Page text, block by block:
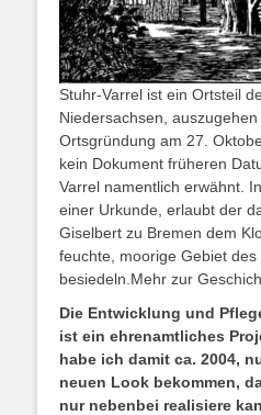
Stuhr-Varrel ist ein Ortsteil
Niedersachsen,
Ortsgründung am 27.
kein Dokument früheren
Varrel namentlich erwähnt.
einer Urkunde, erlaubt der
Giselbert zu Bremen dem
feuchte, moorige Gebiet des
besiedeln.Mehr zur
Die Entwicklung und
ist ein ehrenamtliches
habe ich damit ca. 2004,
neuen Look bekommen,
nur nebenbei realisiere